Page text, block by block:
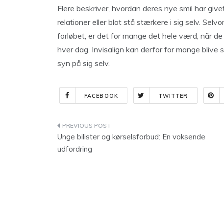
Flere beskriver, hvordan deres nye smil har
relationer eller blot stå stærkere i sig selv.
forløbet, er det for mange det hele værd, når
hver dag. Invisalign kan derfor for mange
syn på sig selv.
FACEBOOK TWITTER
Indlægsnavigation
Unge bilister og kørselsforbud: En voksende
udfordring